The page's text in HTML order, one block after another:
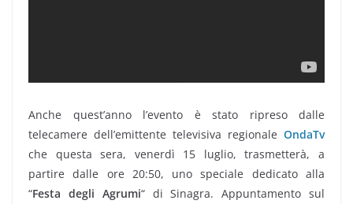
Anche quest’anno l’evento è stato ripreso dalle
telecamere dell’emittente televisiva regionale OndaTv
che questa sera, venerdì 15 luglio, trasmetterà, a
partire dalle ore 20:50, uno speciale dedicato alla
“Festa degli Agrumi“ di Sinagra. Appuntamento sul